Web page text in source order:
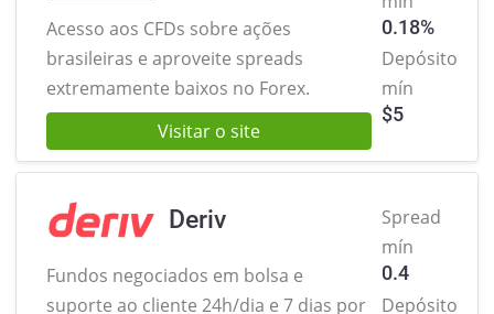
Acesso aos CFDs sobre ações
brasileiras e aproveite spreads
extremamente baixos no Forex.
Visitar o site
0.18%
Depósito
mín
$5
Deriv
Fundos negociados em bolsa e
suporte ao cliente 24h/dia e 7 dias por
Spread
mín
0.4
Depósito